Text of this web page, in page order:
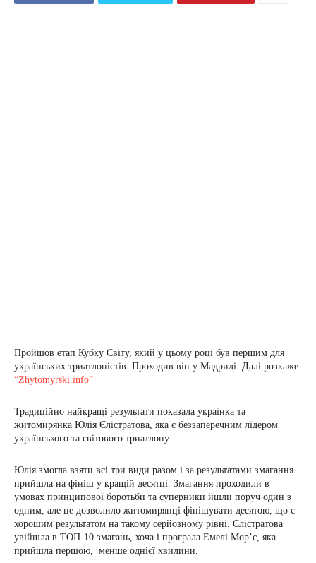
Пройшов етап Кубку Світу, який у цьому році був першим для
українських триатлоністів. Проходив він у Мадриді. Далі розкаже
“Zhytomyrski.info”
Традиційно найкращі результати показала українка та
житомирянка Юлія Єлістратова, яка є беззаперечним лідером
українського та світового триатлону.
Юлія змогла взяти всі три види разом і за результатами змагання
прийшла на фініш у кращій десятці. Змагання проходили в
умовах принципової боротьби та суперники йшли поруч один з
одним, але це дозволило житомирянці фінішувати десятою, що є
хорошим результатом на такому серйозному рівні. Єлістратова
увійшла в ТОП-10 змагань, хоча і програла Емелі Мор’є, яка
прийшла першою, менше однієї хвилини.